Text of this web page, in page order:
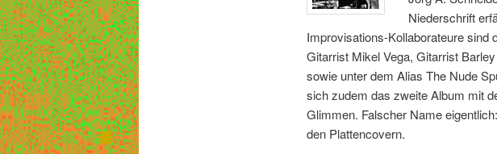
Niederschrift
Improvisations-Kollaborateure sind
Gitarrist Mikel Vega, Gitarrist
sowie unter dem Alias The Nude
sich zudem das zweite Album mit
Glimmen. Falscher Name
den Plattencovern.